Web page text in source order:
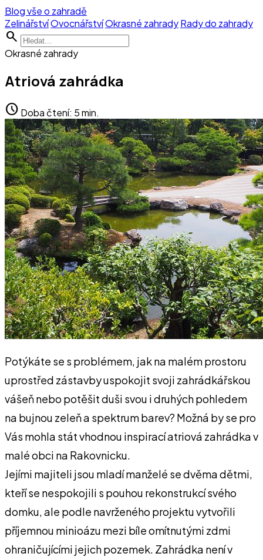
Blog vše o zahradě
ZelinářstvíOvocnářstvíOkrasné zahradyRady do zahrady
search
Okrasné zahrady
Atriová zahrádka
schedule Doba čtení: 5 min.
Potýkáte se s problémem, jak na malém prostoru
uprostřed zástavby uspokojit svoji zahrádkářskou
vášeň nebo potěšit duši svou i druhých pohledem
na bujnou zeleň a spektrum barev? Možná by se pro
Vás mohla stát vhodnou inspirací atriová zahrádka v
malé obci na Rakovnicku.
Jejími majiteli jsou mladí manželé se dvěma dětmi,
kteří se nespokojili s pouhou rekonstrukcí svého
domku, ale podle navrženého projektu vytvořili
příjemnou minioázu mezi bíle omítnutými zdmi
ohraničujícími jejich pozemek. Zahrádka není v